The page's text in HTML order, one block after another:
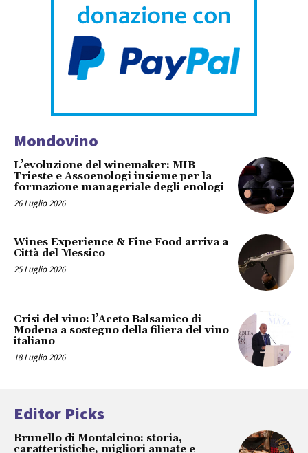
Mondovino
L’evoluzione del winemaker: MIB
Trieste e Assoenologi insieme per la
formazione manageriale degli enologi
26 Luglio 2026
Wines Experience & Fine Food arriva a
Città del Messico
25 Luglio 2026
Crisi del vino: l’Aceto Balsamico di
Modena a sostegno della filiera del vino
italiano
18 Luglio 2026
Editor Picks
Brunello di Montalcino: storia,
caratteristiche, migliori annate e